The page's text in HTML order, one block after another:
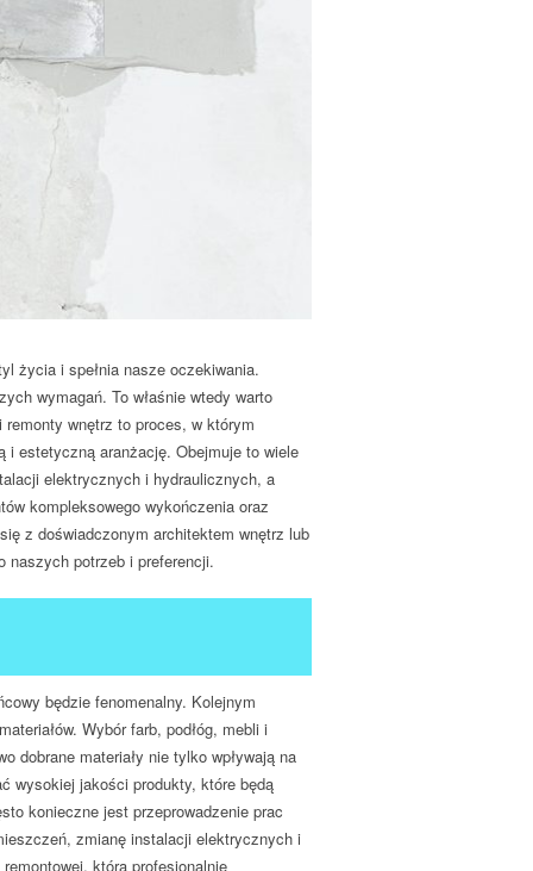
życia i spełnia nasze oczekiwania.
wymagań. To właśnie wtedy warto
wnętrz to proces, w którym
i estetyczną aranżację. Obejmuje to wiele
elektrycznych i hydraulicznych, a
kompleksowego wykończenia oraz
z doświadczonym architektem wnętrz lub
naszych potrzeb i preferencji.
będzie fenomenalny. Kolejnym
Wybór farb, podłóg, mebli i
dobrane materiały nie tylko wpływają na
wysokiej jakości produkty, które będą
konieczne jest przeprowadzenie prac
zmianę instalacji elektrycznych i
która profesjonalnie